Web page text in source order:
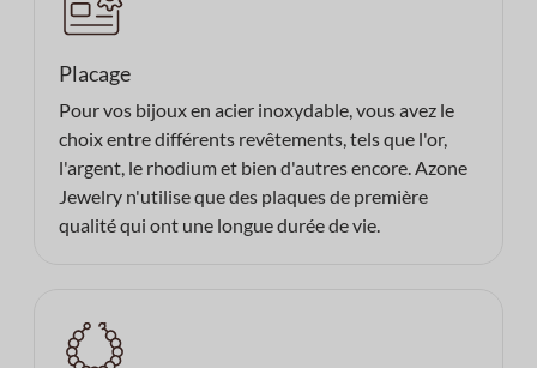
Placage
Pour vos bijoux en acier inoxydable, vous avez le
choix entre différents revêtements, tels que l'or,
l'argent, le rhodium et bien d'autres encore. Azone
Jewelry n'utilise que des plaques de première
qualité qui ont une longue durée de vie.